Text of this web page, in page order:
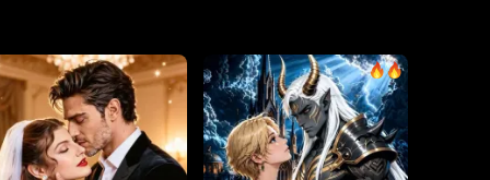
Folge 34 Folge 35 Folge 36